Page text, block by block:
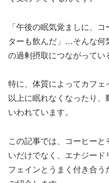
「午後の眠気覚ましに、
ターも飲んだ」…そんな何
の過剰摂取につながってい
特に、体質によってカフェ
以上に眠れなくなったり、
いわれています。
この記事では、コーヒー
いだけでなく、エナジード
フェインとうまく付き合う